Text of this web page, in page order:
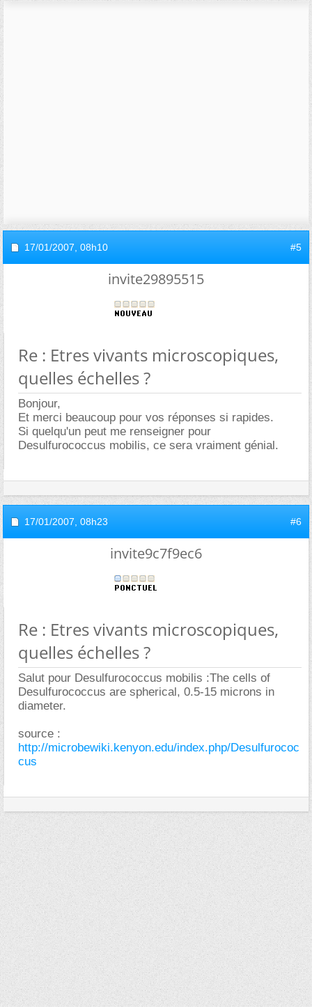
17/01/2007, 08h10 #5
invite29895515
Re : Etres vivants microscopiques,
quelles échelles ?
Bonjour,
Et merci beaucoup pour vos réponses si rapides.
Si quelqu'un peut me renseigner pour
Desulfurococcus mobilis, ce sera vraiment génial.
17/01/2007, 08h23 #6
invite9c7f9ec6
Re : Etres vivants microscopiques,
quelles échelles ?
Salut pour Desulfurococcus mobilis :The cells of
Desulfurococcus are spherical, 0.5-15 microns in
diameter.
source :
http://microbewiki.kenyon.edu/index.php/Desulfurococ
cus